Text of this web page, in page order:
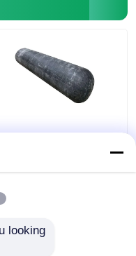
và tháo túi khí cao
looking